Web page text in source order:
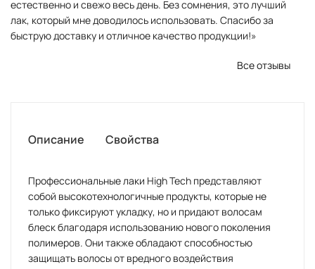
естественно и свежо весь день. Без сомнения, это лучший
лак, который мне доводилось использовать. Спасибо за
быструю доставку и отличное качество продукции!»
Все отзывы
Описание Свойства
Профессиональные лаки High Tech представляют
собой высокотехнологичные продукты, которые не
только фиксируют укладку, но и придают волосам
блеск благодаря использованию нового поколения
полимеров. Они также обладают способностью
защищать волосы от вредного воздействия